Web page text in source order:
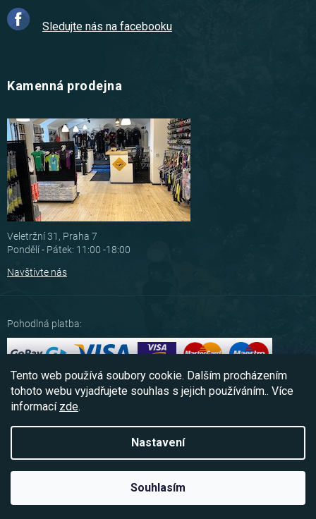
Tento web používá soubory cookie. Dalším procházením
tohoto webu vyjadřujete souhlas s jejich používáním.. Více
informací zde.
Nastavení
Souhlasím
Sledujte nás na facebooku
Kamenná prodejna
Veletržní 31, Praha 7
Pondělí - Pátek: 11:00 -18:00
Navštivte nás
Pohodlná platba:
Možnosti dopravy:
Scubashop.cz. Všechna práva vyhrazena.